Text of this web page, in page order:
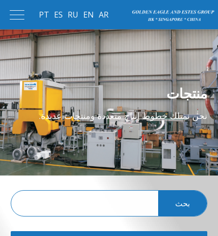
AR
EN
RU
ES
PT
منتجات
نحن نمتلك خطوط إنتاج متعددة ومنتجات عديدة.
بحث